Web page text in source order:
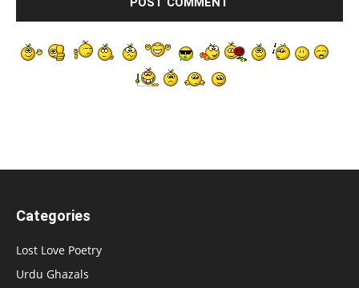
Categories
Lost Love Poetry
Urdu Ghazals